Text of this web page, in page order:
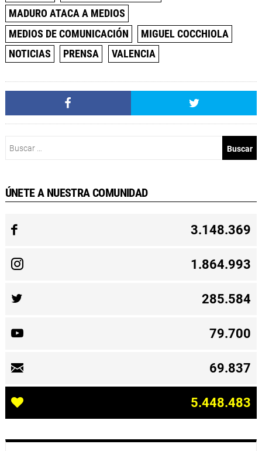
MADURO ATACA A MEDIOS
MEDIOS DE COMUNICACIÓN
MIGUEL COCCHIOLA
NOTICIAS
PRENSA VALENCIA
ÚNETE A NUESTRA COMUNIDAD
3.148.369
1.864.993
285.584
79.700
69.837
5.448.483